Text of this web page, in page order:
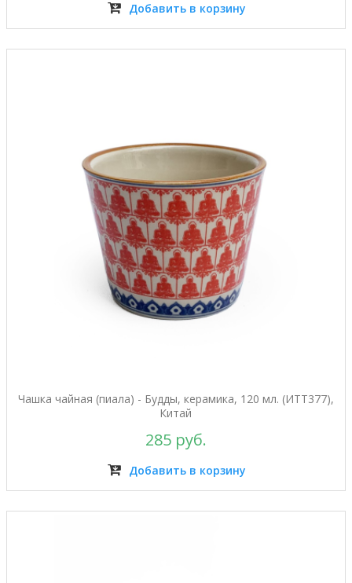
Добавить в корзину
Чашка чайная (пиала) - Будды, керамика, 120 мл. (ИТТ377),
Китай
285 руб.
Добавить в корзину